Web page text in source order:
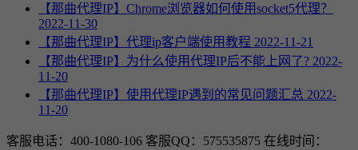
【那曲代理IP】Chrome浏览器如何使用socket5代理？
2022-11-30
【那曲代理IP】代理ip客户端使用教程 2022-11-21
【那曲代理IP】为什么使用代理IP后不能上网了? 2022-
11-20
【那曲代理IP】使用代理IP遇到的常见问题汇总 2022-
11-20
客服电话：400-1080-106 客服QQ：575535875 在线时间：